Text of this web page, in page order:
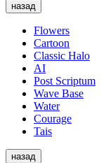
назад
Flowers
Cartoon
Classic Halo
AI
Post Scriptum
Wave Base
Water
Courage
Tais
назад